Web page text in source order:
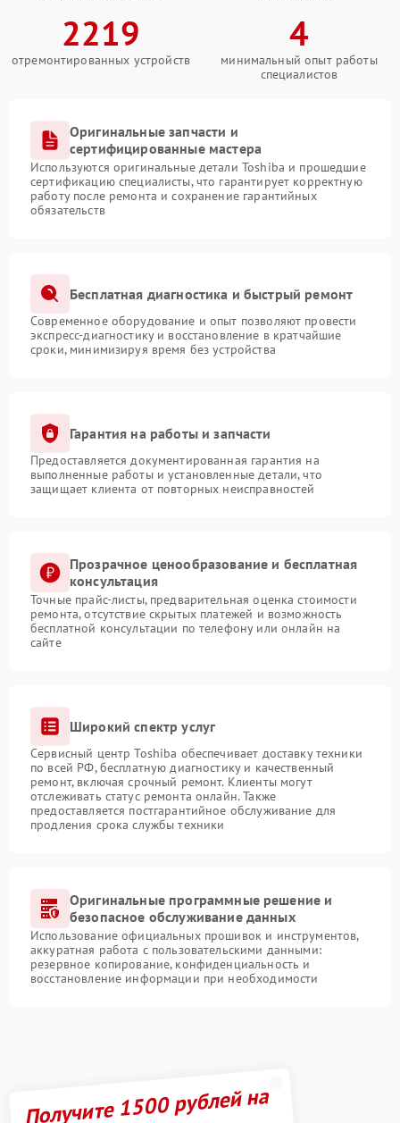
2219
отремонтированных устройств
4
минимальный опыт работы
специалистов
Оригинальные запчасти и
сертифицированные мастера
Используются оригинальные детали Toshiba и прошедшие
сертификацию специалисты, что гарантирует корректную
работу после ремонта и сохранение гарантийных
обязательств
Бесплатная диагностика и быстрый ремонт
Современное оборудование и опыт позволяют провести
экспресс-диагностику и восстановление в кратчайшие
сроки, минимизируя время без устройства
Гарантия на работы и запчасти
Предоставляется документированная гарантия на
выполненные работы и установленные детали, что
защищает клиента от повторных неисправностей
Прозрачное ценообразование и бесплатная
консультация
Точные прайс-листы, предварительная оценка стоимости
ремонта, отсутствие скрытых платежей и возможность
бесплатной консультации по телефону или онлайн на
сайте
Широкий спектр услуг
Сервисный центр Toshiba обеспечивает доставку техники
по всей РФ, бесплатную диагностику и качественный
ремонт, включая срочный ремонт. Клиенты могут
отслеживать статус ремонта онлайн. Также
предоставляется постгарантийное обслуживание для
продления срока службы техники
Оригинальные программные решение и
безопасное обслуживание данных
Использование официальных прошивок и инструментов,
аккуратная работа с пользовательскими данными:
резервное копирование, конфиденциальность и
восстановление информации при необходимости
Получите 1500 рублей на